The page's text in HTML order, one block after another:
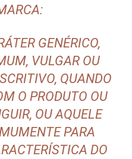
GENÉRICO,
VULGAR OU
QUANDO
O PRODUTO OU
OU AQUELE
PARA
DO